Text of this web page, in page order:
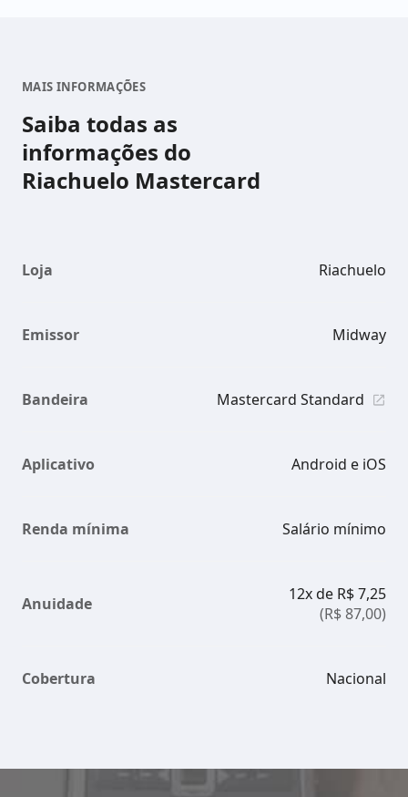
MAIS INFORMAÇÕES
Saiba todas as
informações do
Riachuelo Mastercard
Loja Riachuelo
Emissor Midway
Bandeira Mastercard Standard
Aplicativo Android e iOS
Renda mínima Salário mínimo
Anuidade
12x de R$ 7,25
(R$ 87,00)
Cobertura Nacional